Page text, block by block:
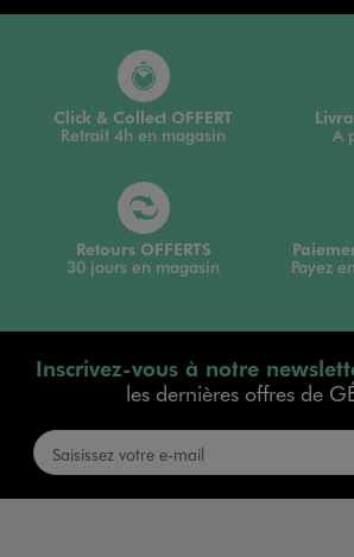
Click & Collect OFFERT
Retrait 4h en magasin A
Retours OFFERTS
30 jours en magasin Payez
Inscrivez-vous à notre
les dernières offres de